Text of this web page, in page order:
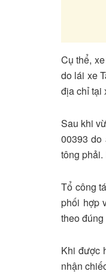
Cụ thể,
do lái xe
địa chỉ tại
Sau khi
00393 do
tông
Tổ công
phối hợp
theo
Khi được
nhận